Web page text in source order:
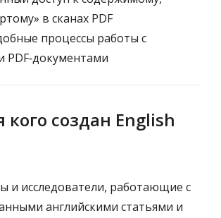
в сканах PDF
процессы работы с
PDF‑документами
кого создан English
и исследователи, работающие с
английскими статьями и